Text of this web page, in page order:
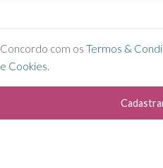
Concordo com osTermos &
e Cookies.